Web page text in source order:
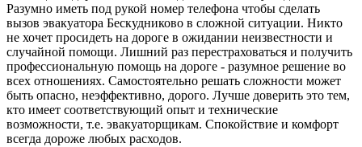
Разумно иметь под рукой номер телефона чтобы сделать
вызов эвакуатора Бескудниково в сложной ситуации. Никто
не хочет просидеть на дороге в ожидании неизвестности и
случайной помощи. Лишний раз перестраховаться и получить
профессиональную помощь на дороге - разумное решение во
всех отношениях. Самостоятельно решать сложности может
быть опасно, неэффективно, дорого. Лучше доверить это тем,
кто имеет соответствующий опыт и технические
возможности, т.е. эвакуаторщикам. Спокойствие и комфорт
всегда дороже любых расходов.